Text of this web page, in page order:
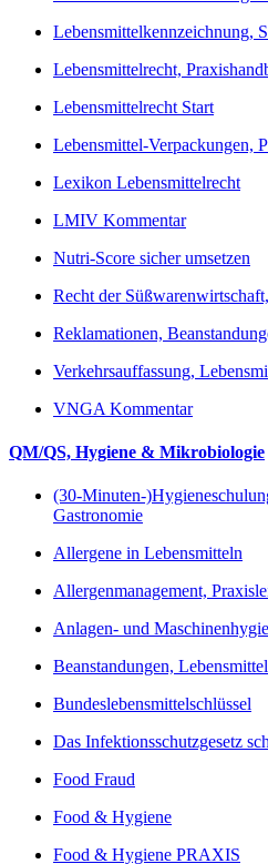
Lebensmittelkennzeichnung,
Lebensmittelrecht,
Lebensmittelrecht Start
Lebensmittel-Verpackungen,
Lexikon Lebensmittelrecht
LMIV Kommentar
Nutri-Score sicher umsetzen
Recht der
Reklamationen,
Verkehrsauffassung,
VNGA Kommentar
QM/QS, Hygiene & Mikrobiologie
(30-Minuten-
Gastronomie
Allergene in Lebensmitteln
Allergenmanagement,
Anlagen- und
Beanstandungen,
Bundeslebensmittelschlüssel
Das Infektionsschutzgesetz
Food Fraud
Food & Hygiene
Food & Hygiene PRAXIS